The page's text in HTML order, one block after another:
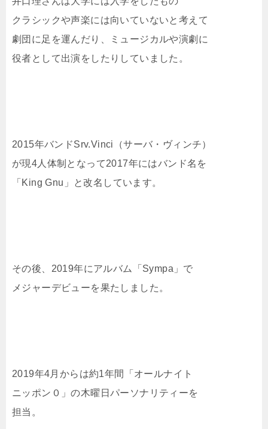
クラシックや声楽には向いていないと考えて
劇団に足を運んだり、ミュージカルや演劇に
役者として出演をしたりしていました。
2015年バンドSrv.Vinci（サーバ・ヴィンチ）
が現4人体制となって2017年にはバンド名を
「King Gnu」と改名しています。
その後、2019年にアルバム「Sympa」で
メジャーデビューを果たしました。
2019年4月からは約1年間「オールナイト
ニッポン０」の木曜日パーソナリティーを
担当。